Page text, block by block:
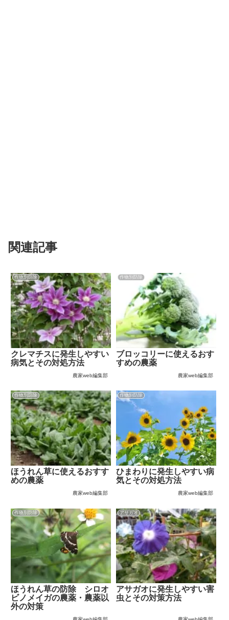
関連記事
作物別防除
クレマチスに発生しやすい
病気とその対処方法
農家web編集部
作物別防除
ブロッコリーに使えるおす
すめの農薬
農家web編集部
作物別防除
ほうれん草に使えるおすす
めの農薬
農家web編集部
作物別防除
ひまわりに発生しやすい病
気とその対処方法
農家web編集部
作物別防除
ほうれん草の防除 シロオ
ビノメイガの農薬・農薬以
外の対策
アサガオ
アサガオに発生しやすい害
虫とその対策方法